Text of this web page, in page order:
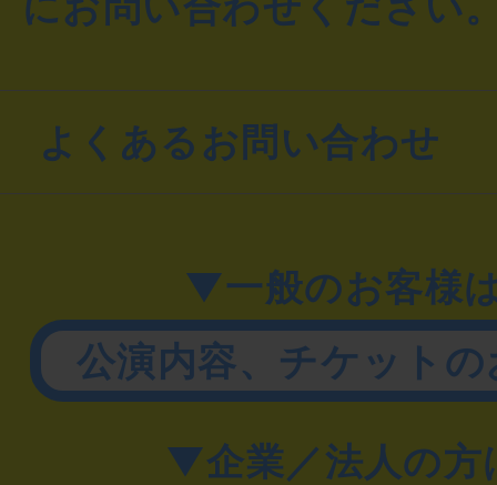
よくあるお問い合わせ
▼一般のお客様
公演内容、チケット
▼企業／法人の方